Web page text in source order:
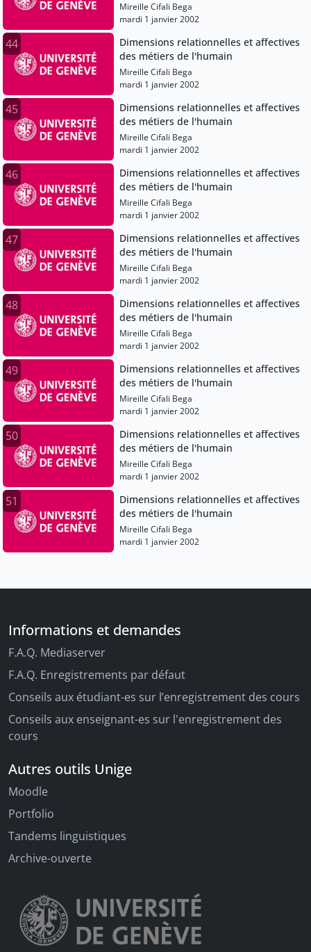
Mireille Cifali Bega
mardi 1 janvier 2002
44
Dimensions relationnelles et affectives
des métiers de l'humain
Mireille Cifali Bega
mardi 1 janvier 2002
45
Dimensions relationnelles et affectives
des métiers de l'humain
Mireille Cifali Bega
mardi 1 janvier 2002
46
Dimensions relationnelles et affectives
des métiers de l'humain
Mireille Cifali Bega
mardi 1 janvier 2002
47
Dimensions relationnelles et affectives
des métiers de l'humain
Mireille Cifali Bega
mardi 1 janvier 2002
48
Dimensions relationnelles et affectives
des métiers de l'humain
Mireille Cifali Bega
mardi 1 janvier 2002
49
Dimensions relationnelles et affectives
des métiers de l'humain
Mireille Cifali Bega
mardi 1 janvier 2002
50
Dimensions relationnelles et affectives
des métiers de l'humain
Mireille Cifali Bega
mardi 1 janvier 2002
51
Dimensions relationnelles et affectives
des métiers de l'humain
Mireille Cifali Bega
mardi 1 janvier 2002
Informations et demandes
F.A.Q. Mediaserver
F.A.Q. Enregistrements par défaut
Conseils aux étudiant-es sur l’enregistrement des cours
Conseils aux enseignant-es sur l'enregistrement des
cours
Autres outils Unige
Moodle
Portfolio
Tandems linguistiques
Archive-ouverte